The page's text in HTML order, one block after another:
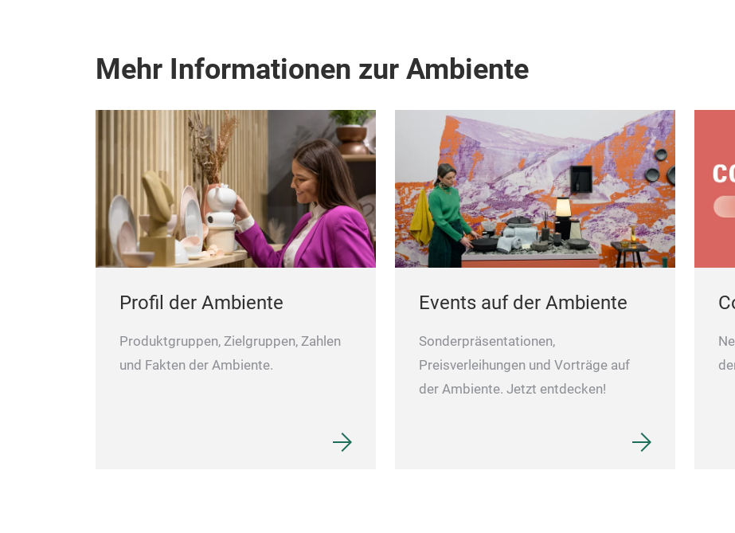
Mehr Informationen zur Ambiente
Profil der Ambiente
Produktgruppen, Zielgruppen, Zahlen
und Fakten der Ambiente.
Events auf der Ambiente
Sonderpräsentationen,
Preisverleihungen und Vorträge auf
der Ambiente. Jetzt entdecken!